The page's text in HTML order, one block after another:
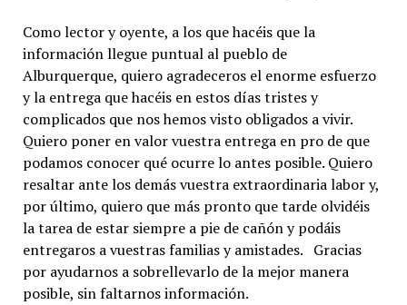
Como lector y oyente, a los que hacéis que la
información llegue puntual al pueblo de
Alburquerque, quiero agradeceros el enorme esfuerzo
y la entrega que hacéis en estos días tristes y
complicados que nos hemos visto obligados a vivir.
Quiero poner en valor vuestra entrega en pro de que
podamos conocer qué ocurre lo antes posible. Quiero
resaltar ante los demás vuestra extraordinaria labor y,
por último, quiero que más pronto que tarde olvidéis
la tarea de estar siempre a pie de cañón y podáis
entregaros a vuestras familias y amistades. Gracias
por ayudarnos a sobrellevarlo de la mejor manera
posible, sin faltarnos información.